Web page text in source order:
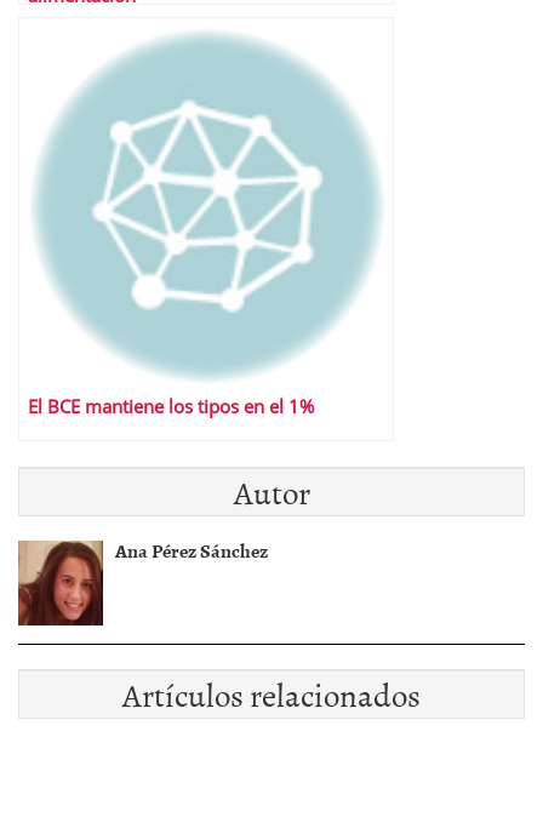
El BCE mantiene los tipos en el 1%
Autor
Ana Pérez Sánchez
Artículos relacionados